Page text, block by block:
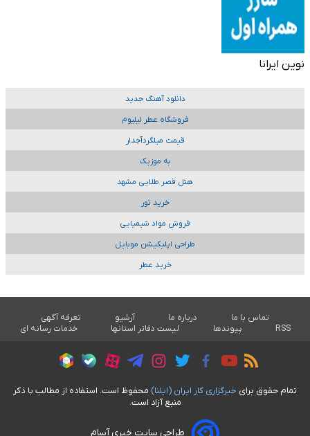
نوین ایرانا
دانلود آهنگ جدید
فروشگاه عطر لیلیوم
قیمت میلگردآجدار
به موزیک
هتل قصر طلایی مشهد
خرید تور
فروش مواد شیمیایی
طراحی اپلیکیشن موبایل
خرید عطر
تماس با ما درباره ما آرشیو
تعرفه آگهی
RSS
پیوندها لیست دفاتر استانها خدمات رسانه ای
تمام حقوق برای خبرگزاری کار ايران (ايلنا) محفوظ است. استفاده از مطالب با ذکر
منبع آزاد است.
طراحی سایت خبری آسام